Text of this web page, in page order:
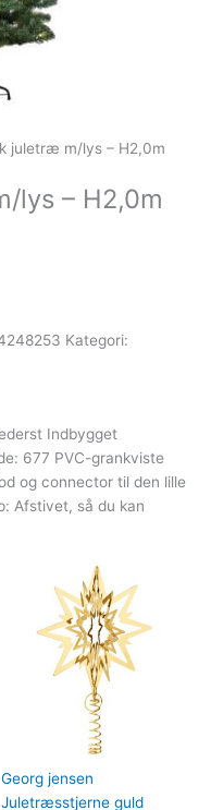
juletræ m/lys – H2,0m
lys – H2,0m
Kategori:
Indbygget
677 PVC-grankviste
og connector til den lille
Afstivet, så du kan
Georg jensen
Juletræsstjerne guld